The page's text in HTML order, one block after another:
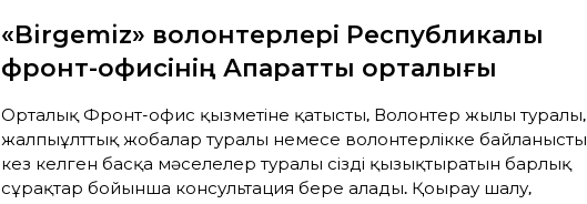
Белсенді жобалар жоқ
«Birgemiz» волонтерлері Республикалық
фронт-офисінің Ақпараттық орталығы
Орталық Фронт-офис қызметіне қатысты, Волонтер жылы туралы,
жалпыұлттық жобалар туралы немесе волонтерлікке байланысты
кез келген басқа мәселелер туралы сізді қызықтыратын барлық
сұрақтар бойынша консультация бере алады. Қоңырау шалу,